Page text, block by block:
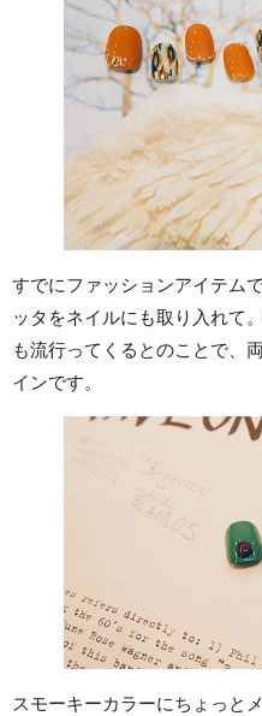
すでにファッションアイテム
ッタをネイルにも取り入れて
も流行ってくるとのことで、
インです。
スモーキーカラーにちょっと